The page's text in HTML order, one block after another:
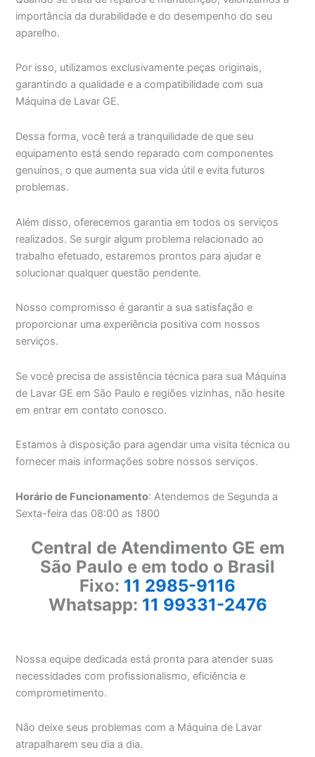
importância da durabilidade e do desempenho do seu
aparelho.
Por isso, utilizamos exclusivamente peças originais,
garantindo a qualidade e a compatibilidade com sua
Máquina de Lavar GE.
Dessa forma, você terá a tranquilidade de que seu
equipamento está sendo reparado com componentes
genuínos, o que aumenta sua vida útil e evita futuros
problemas.
Além disso, oferecemos garantia em todos os serviços
realizados. Se surgir algum problema relacionado ao
trabalho efetuado, estaremos prontos para ajudar e
solucionar qualquer questão pendente.
Nosso compromisso é garantir a sua satisfação e
proporcionar uma experiência positiva com nossos
serviços.
Se você precisa de assistência técnica para sua Máquina
de Lavar GE em São Paulo e regiões vizinhas, não hesite
em entrar em contato conosco.
Estamos à disposição para agendar uma visita técnica ou
fornecer mais informações sobre nossos serviços.
Horário de Funcionamento: Atendemos de Segunda a
Sexta-feira das 08:00 as 1800
Central de Atendimento GE em
São Paulo e em todo o Brasil
Fixo: 11 2985-9116
Whatsapp: 11 99331-2476
Nossa equipe dedicada está pronta para atender suas
necessidades com profissionalismo, eficiência e
comprometimento.
Não deixe seus problemas com a Máquina de Lavar
atrapalharem seu dia a dia.